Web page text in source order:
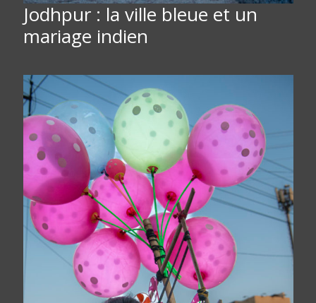
Jodhpur : la ville bleue et un
mariage indien